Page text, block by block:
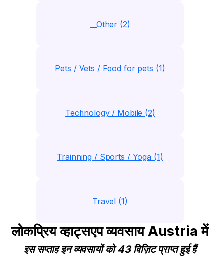
__Other (2)
Pets / Vets / Food for pets (1)
Technology / Mobile (2)
Trainning / Sports / Yoga (1)
Travel (1)
लोकप्रिय व्हाट्सएप व्यवसाय Austria में
इस सप्ताह इन व्यवसायों को 43 विज़िट प्राप्त हुई हैं